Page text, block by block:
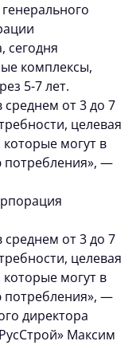
сегодня
комплексы,
5-7 лет.
среднем от 3 до 7
целевая
могут в
потребления», —
среднем от 3 до 7
целевая
могут в
потребления», —
директора
Максим